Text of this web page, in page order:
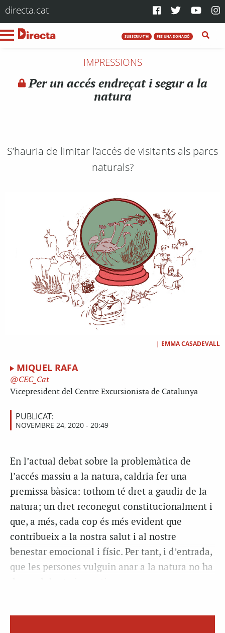
directa.cat
SUBSCRIU-T'HI FES UNA DONACIÓ
IMPRESSIONS
Per un accés endreçat i segur a la
natura
S’hauria de limitar l’accés de visitants als parcs
naturals?
| EMMA CASADEVALL
MIQUEL RAFA
CEC_Cat
Vicepresident del Centre Excursionista de Catalunya
PUBLICAT:
NOVEMBRE 24, 2020 - 20:49
En l’actual debat sobre la problemàtica de
l’accés massiu a la natura, caldria fer una
premissa bàsica: tothom té dret a gaudir de la
natura; un dret reconegut constitucionalment i
que, a més, cada cop és més evident que
contribueix a la nostra salut i al nostre
benestar emocional i físic. Per tant, i d’entrada,
que les persones vulguin anar a la natura no ha